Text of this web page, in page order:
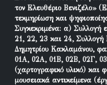
τον Ελευθέριο Βενιζέλο»
τεκμηρίωση και
Συγκεκριμένα: α) Συλλογή
21, 22, 23 και 24, Συλλογή
Δημητρίου Κακλαμάνου,
01Α, 02Α, 01Β, 02Β, 02Γ,
(χαρτογραφικό υλικό) και
μουσειακά αντικείμενα